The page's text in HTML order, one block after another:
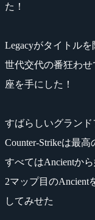
た！
Legacyがタイトルを
世代交代の番狂わせ
座を手にした！
すばらしいグラン
Counter-Strikeは最
すべてはAncientか
2マップ目のAncient
してみせた